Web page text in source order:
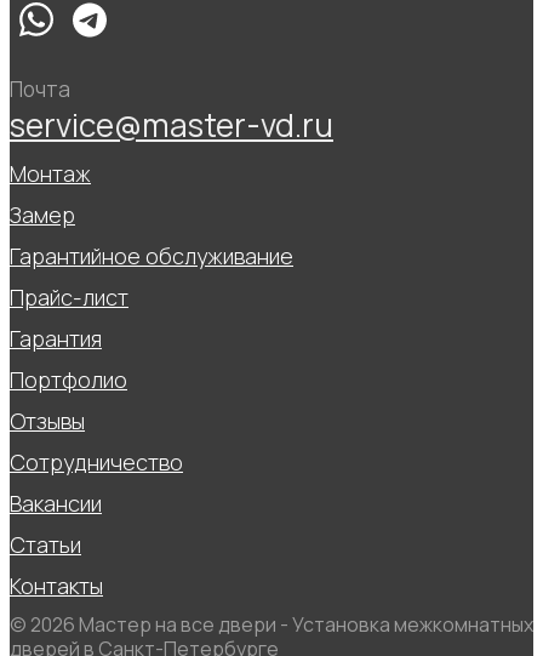
Почта
service@master-vd.ru
Монтаж
Замер
Гарантийное обслуживание
Прайс-лист
Гарантия
Портфолио
Отзывы
Сотрудничество
Вакансии
Статьи
Контакты
© 2026 Мастер на все двери - Установка межкомнатных
дверей в Санкт-Петербурге